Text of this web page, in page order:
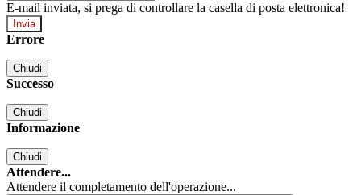
E-mail inviata, si prega di controllare la casella di posta elettronica!
Errore
Chiudi
Successo
Chiudi
Informazione
Chiudi
Attendere...
Attendere il completamento dell'operazione...